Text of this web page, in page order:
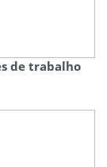
de trabalho